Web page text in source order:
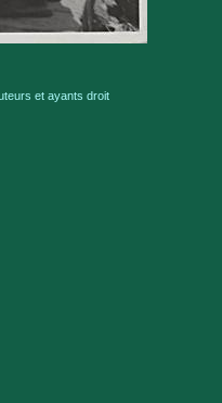
et ayants droit